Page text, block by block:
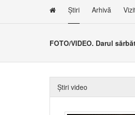
Știri Arhivă
Știri video